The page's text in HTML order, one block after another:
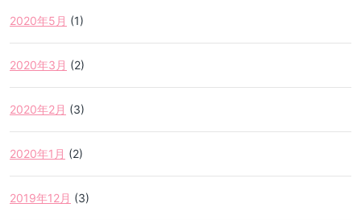
2020年5月 (1)
2020年3月 (2)
2020年2月 (3)
2020年1月 (2)
2019年12月 (3)